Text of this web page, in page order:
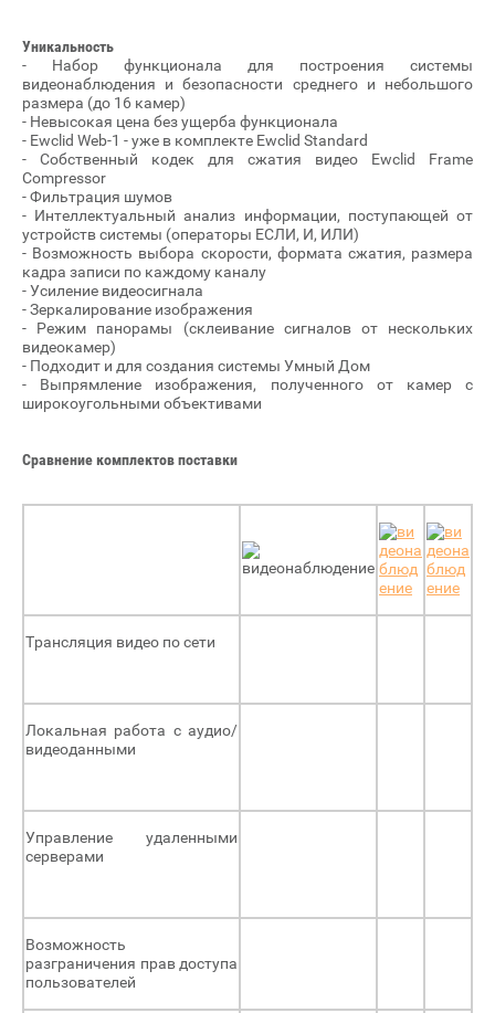
Уникальность
- Набор функционала для построения системы
видеонаблюдения и безопасности среднего и небольшого
размера (до 16 камер)
- Невысокая цена без ущерба функционала
- Ewclid Web-1 - уже в комплекте Ewclid Standard
- Собственный кодек для сжатия видео Ewclid Frame
Compressor
- Фильтрация шумов
- Интеллектуальный анализ информации, поступающей от
устройств системы (операторы ЕСЛИ, И, ИЛИ)
- Возможность выбора скорости, формата сжатия, размера
кадра записи по каждому каналу
- Усиление видеосигнала
- Зеркалирование изображения
- Режим панорамы (склеивание сигналов от нескольких
видеокамер)
- Подходит и для создания системы Умный Дом
- Выпрямление изображения, полученного от камер с
широкоугольными объективами
Сравнение комплектов поставки
Трансляция видео по сети
Локальная работа с аудио/
видеоданными
Управление удаленными
серверами
Возможность
разграничения прав доступа
пользователей